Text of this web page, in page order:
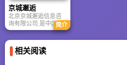
京城邂逅
北京京城邂逅信息咨
询有限公司.是中国成
立最早规模最大的婚
恋咨询服务商之一。
成立十六年以来，一
直坚持以“诚信经营，
简介
相关阅读